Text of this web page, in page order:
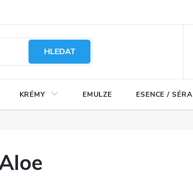
HLEDAT
KRÉMY EMULZE ESENCE / SÉRA